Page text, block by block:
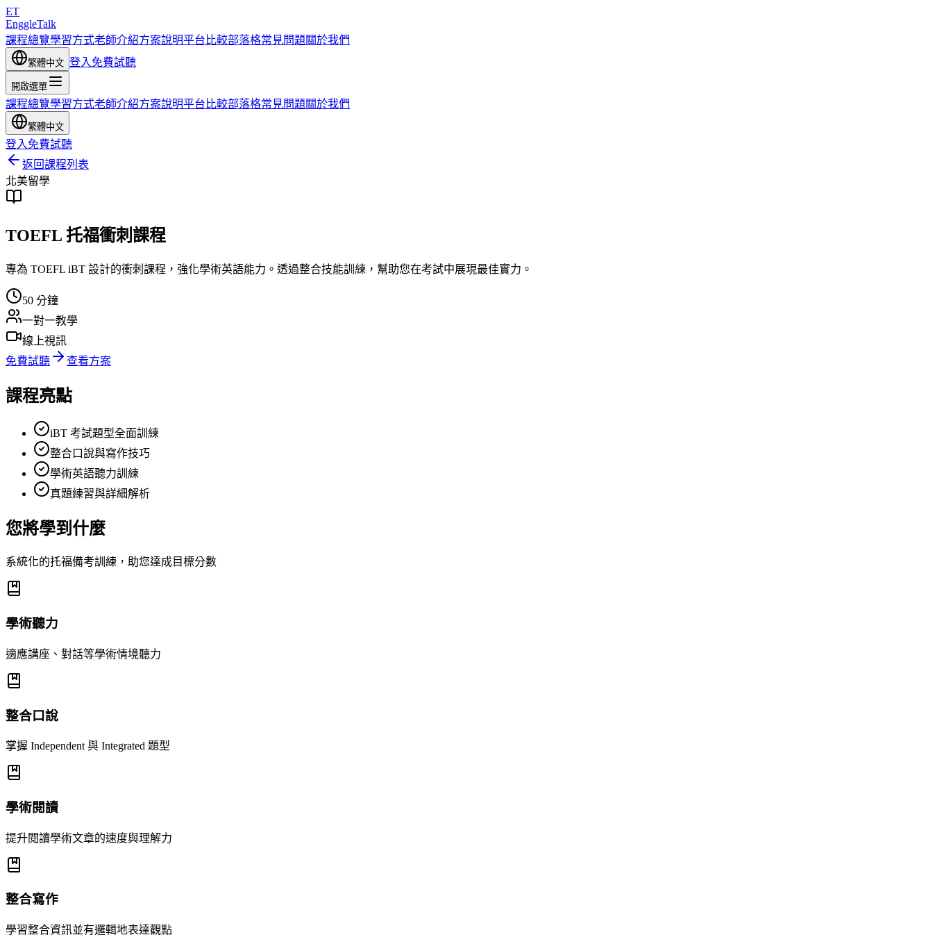
ET
EnggleTalk
課程總覽學習方式老師介紹方案說明平台比較部落格常見問題關於我們
繁體中文 登入 免費試聽
開啟選單
課程總覽學習方式老師介紹方案說明平台比較部落格常見問題關於我們
繁體中文
登入 免費試聽
返回課程列表
北美留學
TOEFL 托福衝刺課程
專為 TOEFL iBT 設計的衝刺課程，強化學術英語能力。透過整合技能訓練，幫助您在考試中展現最佳實力。
50 分鐘
一對一教學
線上視訊
免費試聽
查看方案
課程亮點
iBT 考試題型全面訓練
整合口說與寫作技巧
學術英語聽力訓練
真題練習與詳細解析
您將學到什麼
系統化的托福備考訓練，助您達成目標分數
學術聽力
適應講座、對話等學術情境聽力
整合口說
掌握 Independent 與 Integrated 題型
學術閱讀
提升閱讀學術文章的速度與理解力
整合寫作
學習整合資訊並有邏輯地表達觀點